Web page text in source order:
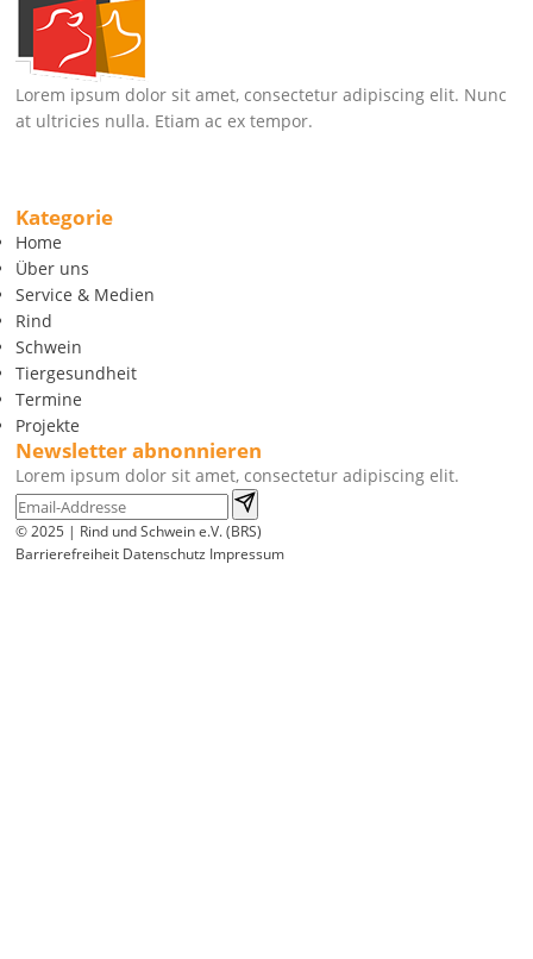
Lorem ipsum dolor sit amet, consectetur adipiscing elit. Nunc
at ultricies nulla. Etiam ac ex tempor.
Kategorie
Home
Über uns
Service & Medien
Rind
Schwein
Tiergesundheit
Termine
Projekte
Newsletter abnonnieren
Lorem ipsum dolor sit amet, consectetur adipiscing elit.
© 2025 | Rind und Schwein e.V. (BRS)
Barrierefreiheit Datenschutz Impressum